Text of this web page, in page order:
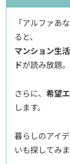
「アルファあ
ると、
マンション生
ドが読み放題。
さらに、 希望
します。
暮らしのアイ
いも探してみま